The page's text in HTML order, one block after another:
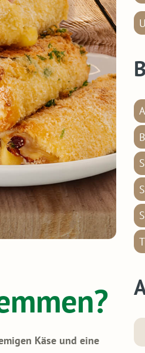
Käse und eine